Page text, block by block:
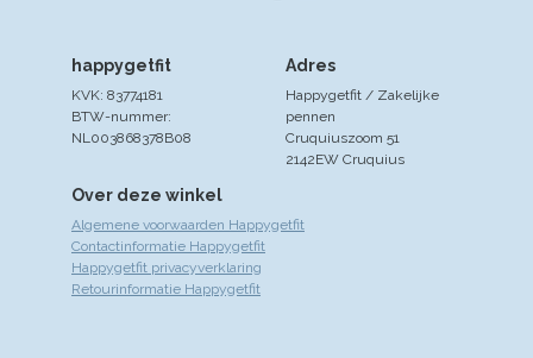
Over deze winkel
Algemene voorwaarden Happygetfit
Contactinformatie Happygetfit
Happygetfit privacyverklaring
Retourinformatie Happygetfit
Adres
Happygetfit / Zakelijke
pennen
Cruquiuszoom 51
2142EW Cruquius
happygetfit
KVK: 83774181
BTW-nummer:
NL003868378B08